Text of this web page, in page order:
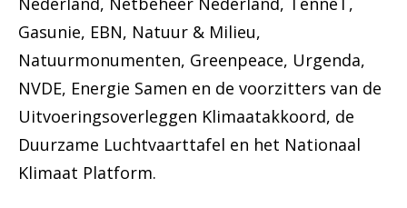
Gasunie, EBN, Natuur & Milieu,
Natuurmonumenten, Greenpeace, Urgenda,
NVDE, Energie Samen en de voorzitters van de
Uitvoeringsoverleggen Klimaatakkoord, de
Duurzame Luchtvaarttafel en het Nationaal
Klimaat Platform.